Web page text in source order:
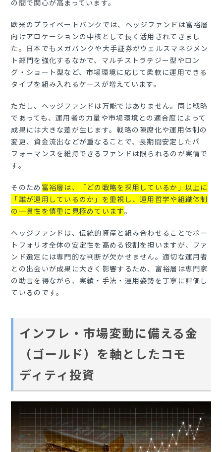
の間で関心が高まっています。
欧米のプライベートバンクでは、ヘッジファンドは富裕層
向けアロケーションの中核として長く活用されてきまし
た。日本でもメガバンクや大手証券がウェルスマネジメン
ト部門を強化するなかで、マルチストラテジー型やロン
グ・ショート型など、市場環境に応じて柔軟に運用できる
タイプを組み入れるケースが増えています。
ただし、ヘッジファンドは万能ではありません。同じ戦略
であっても、運用者の力量や市場環境との適合度によって
成果には大きな差が生じます。戦略の陳腐化や運用体制の
変更、資金流出などが重なることで、長期間安定したパ
フォーマンスを維持できるファンドは限られるのが実情で
す。
そのため 富裕層は、「どの戦略を採用しているか」以上に
「誰が運用しているのか」を重視し、運用哲学や組織体制
の一貫性を慎重に見極めています。
ヘッジファンドは、伝統的資産と組み合わせることでポー
トフォリオ全体の安定性を高める役割を担いますが、ファ
ンド選定には専門的な判断が欠かせません。適切な運用者
との出会いが成果に大きく影響するため、富裕層は専門家
の助言を得ながら、実績・手法・運用姿勢を丁寧に評価し
ているのです。
インフレ・市場変動に備える金
（ゴールド）を軸としたコモ
ディティ投資